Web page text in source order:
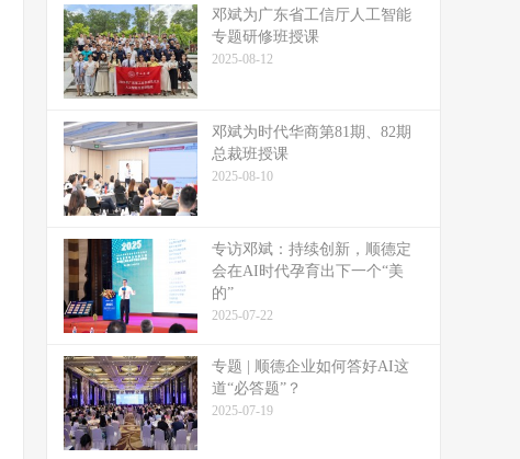
邓斌为广东省工信厅人工智能
专题研修班授课
2025-08-12
邓斌为时代华商第81期、82期
总裁班授课
2025-08-10
专访邓斌：持续创新，顺德定
会在AI时代孕育出下一个“美
的”
2025-07-22
专题 | 顺德企业如何答好AI这
道“必答题”？
2025-07-19